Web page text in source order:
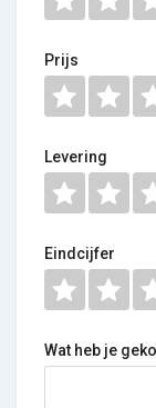
Prijs
Levering
Eindcijfer
Wat heb je